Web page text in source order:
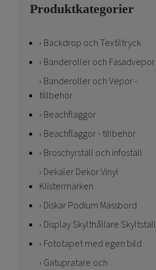
Produktkategorier
Backdrop och Textiltryck
Banderoller och Fasadvepor
Banderoller och Vepor -
tillbehör
Beachflaggor
Beachflaggor - tillbehör
Broschyrställ och infoställ
Dekaler Dekor Vinyl
Klistermärken
Diskar Podium Mässbord
Display Skylthållare Skyltställ
Fototapet med egen bild
Gatupratare och